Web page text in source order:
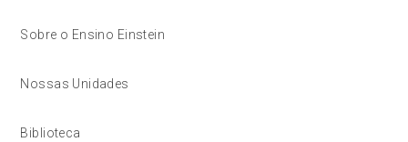
Sobre o Ensino Einstein
Nossas Unidades
Biblioteca